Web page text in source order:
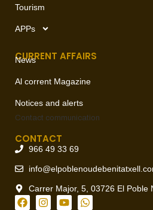
Tourism
APPs
CURRENT AFFAIRS
News
Al corrent Magazine
Notices and alerts
Contact communication
CONTACT
966 49 33 69
Carrer Major, 5, 03726 El Poble